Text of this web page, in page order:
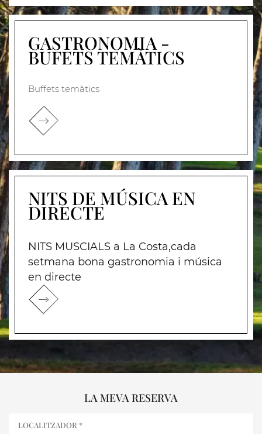
GASTRONOMIA -
BUFETS TEMÀTICS
Buffets temàtics
NITS DE MÚSICA EN
DIRECTE
NITS MUSCIALS a La Costa,cada
setmana bona gastronomia i música
en directe
LA MEVA RESERVA